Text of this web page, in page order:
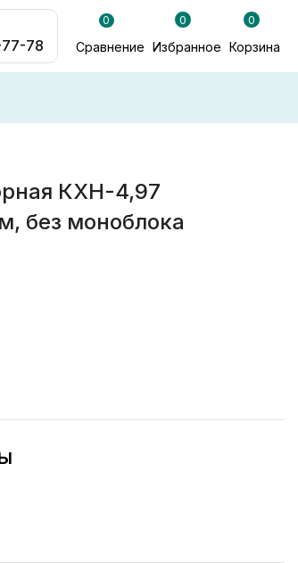
78
0
Сравнение
0
Избранное
0
Корзина
КХН-4,97
без моноблока